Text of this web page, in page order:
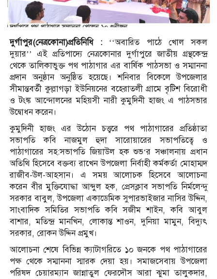
দুর্গাপুর(নেত্রকোনা)প্রতিনিধি : ‘‘অবারিত পাঠে খোল সকল
দুয়ার’’ এই প্রতিপাদ্যে নেত্রকোনার দুর্গাপুরে জাতীয় গ্রন্থকেন্দ্র
থেকে তালিকাভুক্ত পথ পাঠাগার এর বার্ষিক পাঠসভা ও সম্মাননা
প্রদান অনুষ্ঠান অনুষ্ঠিত হয়েছে। শনিবার বিকেলে উপজেলার
সীমান্তবর্তী কুল্লাগড়া ইউনিয়নের বহেরাতলী গ্রামে বৃটিশ বিরোধী
ও টংঙ্ক আন্দোলনের মহিয়সী নারী কুমুদিনী হাজং এ পাঠসভার
উদ্বোধন করেন।
কুমুদিনী হাজং এর উঠোন চত্ত্বরে পথ পাঠাগারের প্রতিষ্ঠাতা
সভাপতি কবি নাজমুল হুদা সারোয়ারের সভাপতিত্বে ও
পাঠাগারের সহ:সভাপতি জিয়াউল হক শুভ‘র সঞ্চালনায় প্রধান
অতিথি হিসেবে বক্তব্য রাখেন উপজেলা নির্বাহী কর্মকর্তা মোহাম্মদ
রাজীব-উল-আহসান। এ সময় আলোচক হিসেবে আলোচনা
করেন বীর মুক্তিযোদ্ধা আব্দুল হক, প্রেসক্লাব সভাপতি নির্মলেন্দু
সরকার বাবুল, উপজেলা একাডেমিক সুপারভাইজার নাসির উদ্দিন,
সাংবাদিক সমিতির সভাপতি কবি সজীম শাইন, কবি আবুল
বাশার, মতিন্দ্র মানখিন, লোকান্ত শাওন, দুনিয়া মামুন, বিদ্যুৎ
সরকার, রোকন উদ্দিন প্রমুখ।
আলোচনা শেষে বিভিন্ন ক্যাটাগরিতে ১০ জনকে পথ পাঠাগারের
পক্ষ থেকে সম্মাননা স্মারক দেয়া হয়। সমাজসেবায় উপজেলা
পরিষদ চেয়ারম্যান জান্নাতুল ফেরদৌস আরা ঝুমা তালুকদার,